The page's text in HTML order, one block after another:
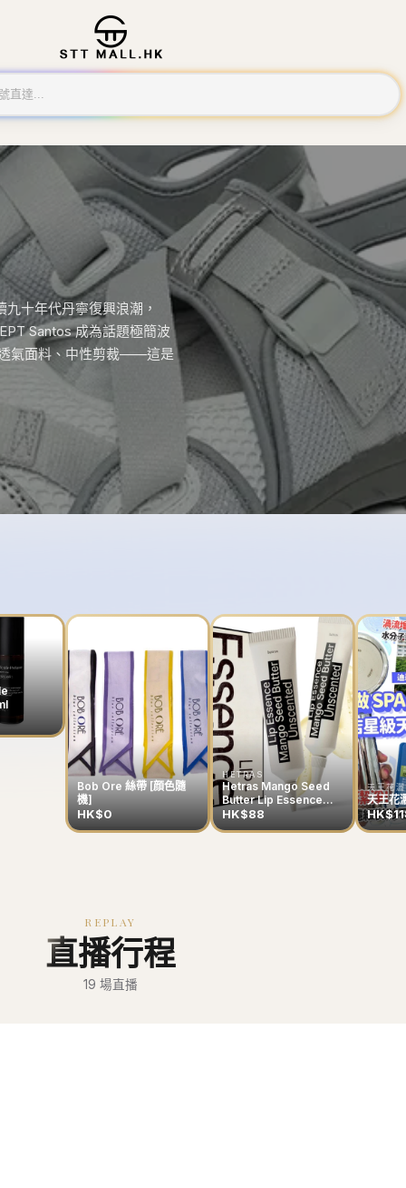
十年代丹寧復興浪潮，
Santos 成為話題極簡波
氣面料、中性剪裁——這是
Bob Ore 絲帶 [顔色隨
機]
HK$0
HETRAS
Hetras Mango Seed
Butter Lip Essence
13g (一套兩支）
HK$88
天王花灑
天王花
REPLAY
直播行程
19 場直播